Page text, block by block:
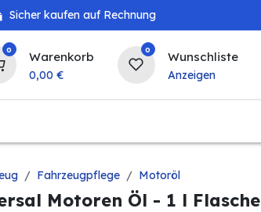
Sicher kaufen auf Rechnung
0 Warenkorb
0,00 €
0 Wunschliste
Anzeigen
Fahrzeugpflege Motoröl
Motoren Öl - 1 l Flasche